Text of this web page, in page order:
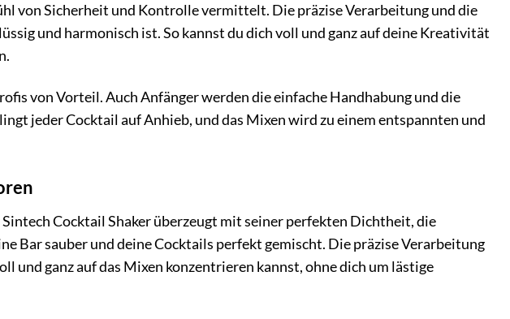
von Sicherheit und Kontrolle vermittelt. Die präzise Verarbeitung und die
und harmonisch ist. So kannst du dich voll und ganz auf deine Kreativität
von Vorteil. Auch Anfänger werden die einfache Handhabung und die
jeder Cocktail auf Anhieb, und das Mixen wird zu einem entspannten und
Cocktail Shaker überzeugt mit seiner perfekten Dichtheit, die
Bar sauber und deine Cocktails perfekt gemischt. Die präzise Verarbeitung
und ganz auf das Mixen konzentrieren kannst, ohne dich um lästige